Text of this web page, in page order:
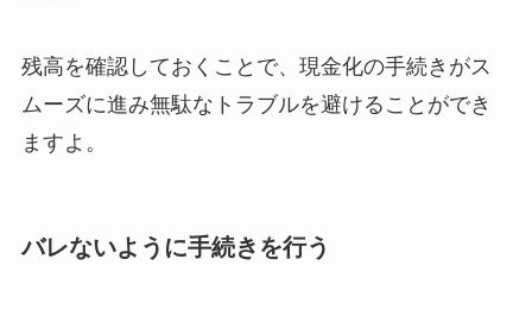
残高を確認しておくことで、現金化の手続きがス
ムーズに進み無駄なトラブルを避けることができ
ますよ。
バレないように手続きを行う